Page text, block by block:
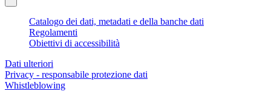
Catalogo dei dati, metadati e della banche dati
Regolamenti
Obiettivi di accessibilità
Dati ulteriori
Privacy - responsabile protezione dati
Whistleblowing